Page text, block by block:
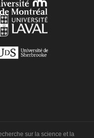
sur la science et la